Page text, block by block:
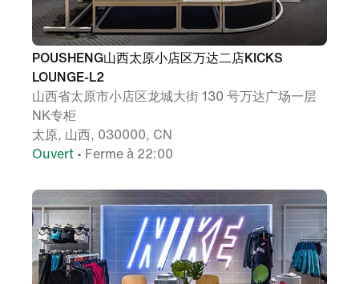
POUSHENG山西太原小店区万达二店KICKS
LOUNGE-L2
山西省太原市小店区龙城大街 130 号万达广场一层
NK专柜
太原, 山西, 030000, CN
Ouvert • Ferme à 22:00